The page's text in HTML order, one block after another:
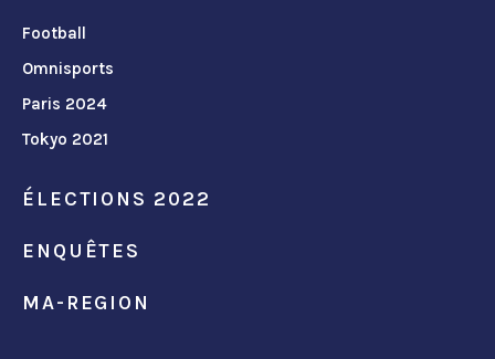
Football
Omnisports
Paris 2024
Tokyo 2021
ÉLECTIONS 2022
ENQUÊTES
MA-REGION